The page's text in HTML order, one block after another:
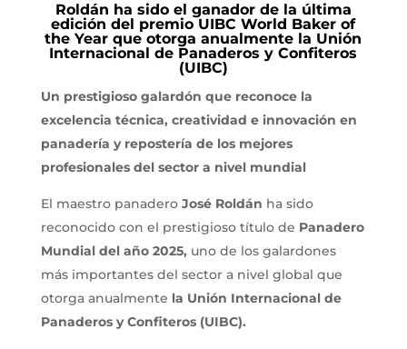
Roldán ha sido el ganador de la última
edición del premio UIBC World Baker of
the Year que otorga anualmente la Unión
Internacional de Panaderos y Confiteros
(UIBC)
Un prestigioso galardón que reconoce la
excelencia técnica, creatividad e innovación en
panadería y repostería de los mejores
profesionales del sector a nivel mundial
El maestro panadero José Roldán ha sido
reconocido con el prestigioso título de Panadero
Mundial del año 2025, uno de los galardones
más importantes del sector a nivel global que
otorga anualmente la Unión Internacional de
Panaderos y Confiteros (UIBC).